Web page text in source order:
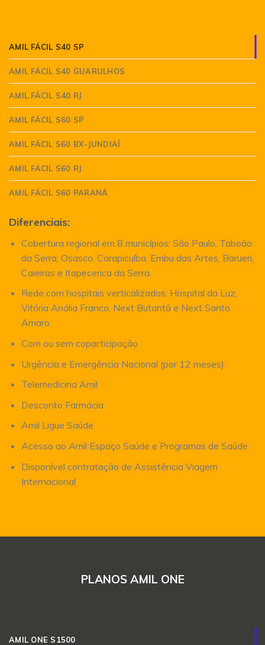
AMIL FÁCIL S40 SP
AMIL FÁCIL S40 GUARULHOS
AMIL FÁCIL S40 RJ
AMIL FÁCIL S60 SP
AMIL FÁCIL S60 BX-JUNDIAÍ
AMIL FÁCIL S60 RJ
AMIL FÁCIL S60 PARANÁ
Diferenciais:
Cobertura regional em 8 municípios: São Paulo, Taboão
da Serra, Osasco, Carapicuíba, Embu das Artes, Barueri,
Caieiras e Itapecerica da Serra.
Rede com hospitais verticalizados: Hospital da Luz,
Vitória Anália Franco, Next Butantã e Next Santo
Amaro.
Com ou sem coparticipação
Urgência e Emergência Nacional (por 12 meses)
Telemedicina Amil
Desconto Farmácia
Amil Ligue Saúde
Acesso ao Amil Espaço Saúde e Programas de Saúde
Disponível contratação de Assistência Viagem
Internacional
PLANOS AMIL ONE
AMIL ONE S1500